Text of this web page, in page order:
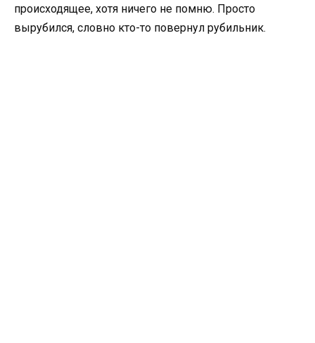
происходящее, хотя ничего не помню. Просто
вырубился, словно кто-то повернул рубильник.